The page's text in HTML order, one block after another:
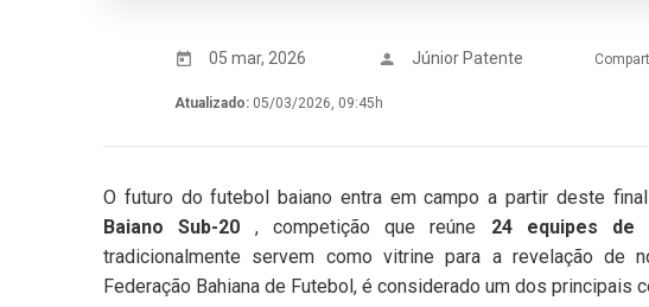
05 mar, 2026 Júnior Patente
Atualizado: 05/03/2026, 09:45h
O futuro do futebol baiano entra em campo a partir deste
Baiano Sub-20 , competição que reúne 24 equipes de
tradicionalmente servem como vitrine para a revelação de
Federação Bahiana de Futebol, é considerado um dos principais